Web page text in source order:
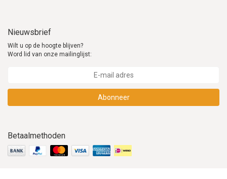
Nieuwsbrief
Wilt u op de hoogte blijven?
Word lid van onze mailinglijst:
Abonneer
Betaalmethoden